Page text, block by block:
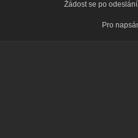
Žádost se po
Pro